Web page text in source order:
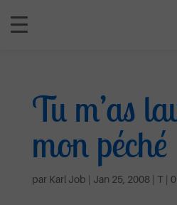
Tu m’as
mon péché
par Karl Job | Jan 25, 2008 | T|